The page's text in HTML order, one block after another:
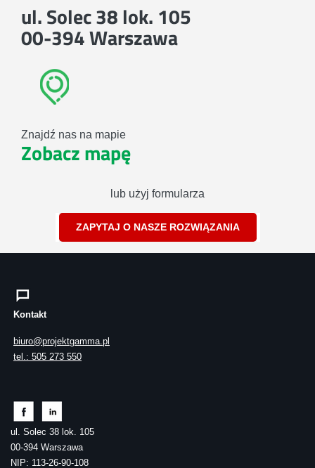
ul. Solec 38 lok. 105
00-394 Warszawa
Znajdź nas na mapie
Zobacz mapę
lub użyj formularza
ZAPYTAJ O NASZE ROZWIĄZANIA
Kontakt
biuro@projektgamma.pl
tel.: 505 273 550
ul. Solec 38 lok. 105
00-394 Warszawa
NIP: 113-26-90-108